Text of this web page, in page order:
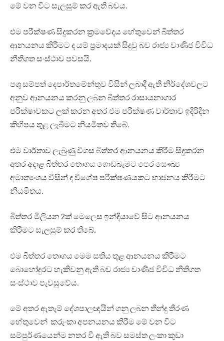
මේ වන විට සැලසුම් කර ඇති බවය.
එම පරීක්ෂණ සිදුකරන ක්‍රමවේදය හේතුවෙන් බිත්තර
ආනයනය කිරීමට ද යම් ප්‍රමාදයක් සිදුවු බව රාජ්‍ය වාණිජ විවිධ
නීතිගත සංස්ථාව පවසයි.
පශු සම්පත් දෙපාර්තමේන්තුව විසින් ලබාදී ඇති නිර්දේශවලට
අනුව ආනයනය කරනු ලබන බිත්තර රාසායනාගාර
පරීක්ෂාවකට ලක් කරන අතර එම පරීක්ෂණ වාර්තාව ඉදිරිදින
කිහිපය තුළ ලැබීමට නියමිතව තිබේ.
එම වාර්තාව ලැබුණු විගස බිත්තර ආනයනය කිරිම සිදුකරන
අතර අදාළ බිත්තර තොගය ගොඩබැමට පෙර සෞඛ්‍ය
අමාත්‍යංශය විසින් ද විශේෂ පරීක්ෂණයකට භාජනය කිරීමට
නියමිතය.
බිත්තර මිලියන 2ක් මෙලෙස ඉන්දියාවේ සිට ආනයනය
කිරීමට සැලසුම් කර තිබේ.
එම බිත්තර තොගය මෙම සතිය තුළ ආනයනය කිරීමට
බොහෝදුරට හැකිවනු ඇති බව රාජ්‍ය වාණිජ විවිධ නීතිගත
සංස්ථාව පැවසුවේය.
මේ අතර ඇතැම් දේශපාලඥයින් ගනු ලබන තීන්දු තීරණ
හේතුවෙන් කරුංකා අපනයනය කිරීම මේ වන විට
සම්පුර්ණයෙන්ම නතර වී ඇති බව සමස්ත ලංකා කුඩා